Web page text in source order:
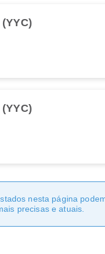
nesta página
precisas e atuais.